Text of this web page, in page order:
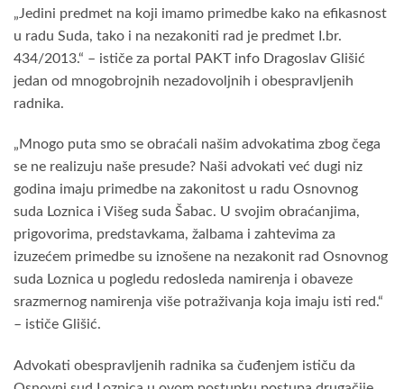
„Jedini predmet na koji imamo primedbe kako na efikasnost
u radu Suda, tako i na nezakoniti rad je predmet I.br.
434/2013.“ – ističe za portal PAKT info Dragoslav Glišić
jedan od mnogobrojnih nezadovoljnih i obespravljenih
radnika.
„Mnogo puta smo se obraćali našim advokatima zbog čega
se ne realizuju naše presude? Naši advokati već dugi niz
godina imaju primedbe na zakonitost u radu Osnovnog
suda Loznica i Višeg suda Šabac. U svojim obraćanjima,
prigovorima, predstavkama, žalbama i zahtevima za
izuzećem primedbe su iznošene na nezakonit rad Osnovnog
suda Loznica u pogledu redosleda namirenja i obaveze
srazmernog namirenja više potraživanja koja imaju isti red.“
– ističe Glišić.
Advokati obespravljenih radnika sa čuđenjem ističu da